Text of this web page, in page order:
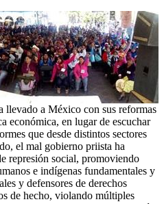
llevado a México con sus reformas
económica, en lugar de escuchar
que desde distintos sectores
el mal gobierno priista ha
represión social, promoviendo
e indígenas fundamentales y
y defensores de derechos
de hecho, violando múltiples